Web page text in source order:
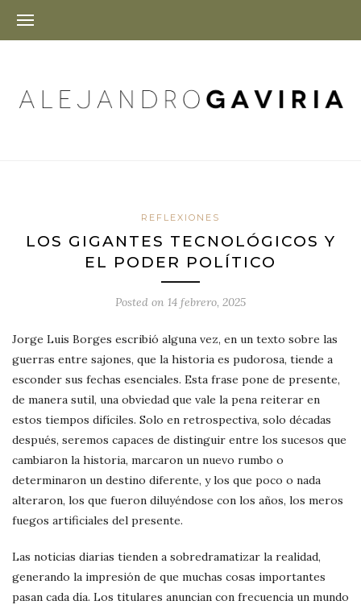
REFLEXIONES
LOS GIGANTES TECNOLÓGICOS Y
EL PODER POLÍTICO
Posted on 14 febrero, 2025
Jorge Luis Borges escribió alguna vez, en un texto sobre las
guerras entre sajones, que la historia es pudorosa, tiende a
esconder sus fechas esenciales. Esta frase pone de presente,
de manera sutil, una obviedad que vale la pena reiterar en
estos tiempos difíciles. Solo en retrospectiva, solo décadas
después, seremos capaces de distinguir entre los sucesos que
cambiaron la historia, marcaron un nuevo rumbo o
determinaron un destino diferente, y los que poco o nada
alteraron, los que fueron diluyéndose con los años, los meros
fuegos artificiales del presente.
Las noticias diarias tienden a sobredramatizar la realidad,
generando la impresión de que muchas cosas importantes
pasan cada día. Los titulares anuncian con frecuencia un mundo